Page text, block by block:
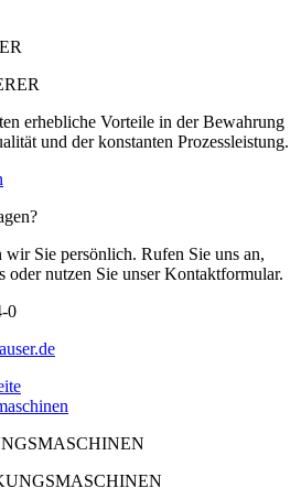
erhebliche Vorteile in der Bewahrung
und der konstanten Prozessleistung.
wir Sie persönlich. Rufen Sie uns an,
oder nutzen Sie unser Kontaktformular.
0